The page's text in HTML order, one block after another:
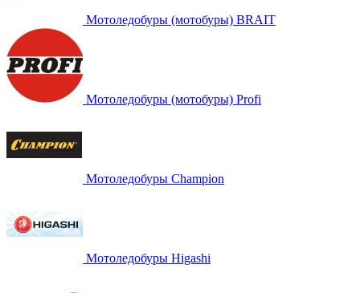
Мотоледобуры (мотобуры) BRAIT
Мотоледобуры (мотобуры) Profi
Мотоледобуры Champion
Мотоледобуры Higashi